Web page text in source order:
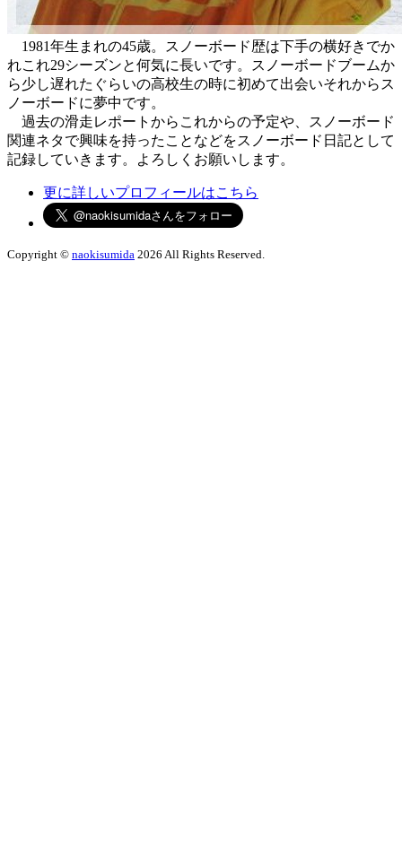
1981年生まれの45歳。スノーボード歴は下手の横好きでか
れこれ29シーズンと何気に長いです。スノーボードブームか
ら少し遅れたぐらいの高校生の時に初めて出会いそれからス
ノーボードに夢中です。
過去の滑走レポートからこれからの予定や、スノーボード
関連ネタで興味を持ったことなどをスノーボード日記として
記録していきます。よろしくお願いします。
更に詳しいプロフィールはこちら
Copyright © naokisumida 2026 All Rights Reserved.